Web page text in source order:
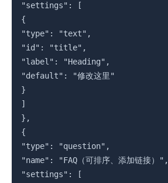
"settings": [
{
"type": "text",
"id": "title",
"label": "Heading",
"default": "修改这里"
}
]
},
{
"type": "question",
"name": "FAQ（可排序、添加链接）",
"settings": [